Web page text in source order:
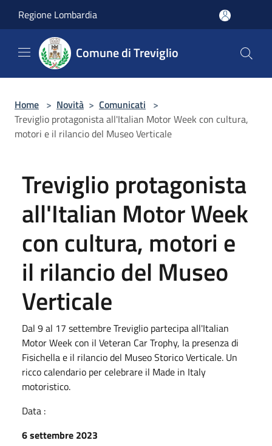
Regione Lombardia
Comune di Treviglio
Home > Novità > Comunicati >
Treviglio protagonista all'Italian Motor Week con cultura,
motori e il rilancio del Museo Verticale
Treviglio protagonista
all'Italian Motor Week
con cultura, motori e
il rilancio del Museo
Verticale
Dal 9 al 17 settembre Treviglio partecipa all'Italian
Motor Week con il Veteran Car Trophy, la presenza di
Fisichella e il rilancio del Museo Storico Verticale. Un
ricco calendario per celebrare il Made in Italy
motoristico.
Data :
6 settembre 2023